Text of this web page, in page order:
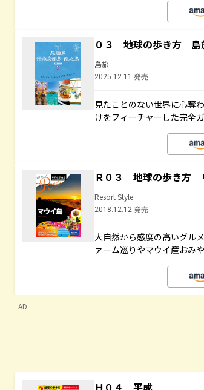
０３ 地球の歩き方
島旅
2025.12.11 発売
見たことのない世界に心奪
けをフィーチャーした完全ガ
Ｒ０３ 地球の歩き方
Resort Style
2018.12.12 発売
大自然から感度の高いグル
ァーム巡りやマウイ産おみ
AD
Ｈ０４ 平成